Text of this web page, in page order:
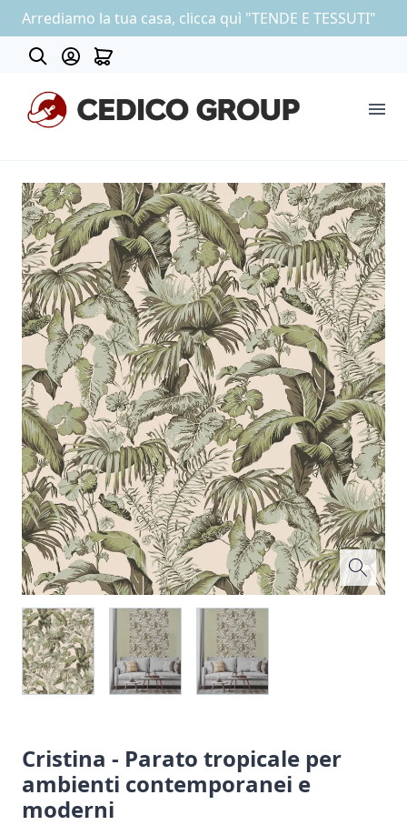
Arrediamo la tua casa, clicca quì "TENDE E TESSUTI"
COLLEZIONE CARTA DA PARATI
OUTLET
Cristina - Parato tropicale per
ambienti contemporanei e
moderni